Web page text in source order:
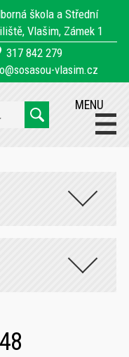
škola a Střední
Vlašim, Zámek 1
317 842 279
vlasim.cz
MENU